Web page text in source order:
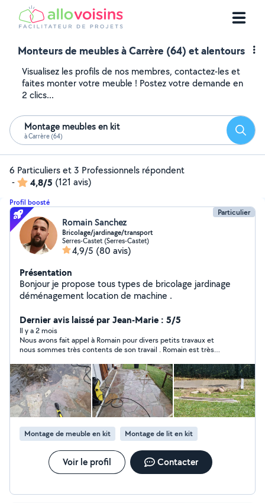
Monteurs de meubles à Carrère (64) et alentours
Visualisez les profils de nos membres, contactez-les et
faites monter votre meuble ! Postez votre demande en
2 clics...
Montage meubles en kit
à Carrère (64)
6 Particuliers et 3 Professionnels répondent
-
4,8/5 (121 avis)
Profil boosté
Particulier
Romain Sanchez
Bricolage/jardinage/transport
Serres-Castet (Serres-Castet)
4,9/5 (80 avis)
Présentation
Bonjour je propose tous types de bricolage jardinage
déménagement location de machine .
Dernier avis laissé par Jean-Marie : 5/5
Il y a 2 mois
Nous avons fait appel à Romain pour divers petits travaux et
nous sommes très contents de son travail . Romain est très
recommandons et ferons appel à lui à nouveau sans hésiter .
Montage de meuble en kit Montage de lit en kit
Voir le profil Contacter